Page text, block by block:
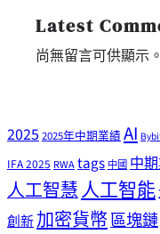
Latest
尚無留言可供顯示。
2025 2025年中期業績AI
IFA 2025 RWAtags 中國 中
人工智慧人工智能
創新加密貨幣區塊鏈